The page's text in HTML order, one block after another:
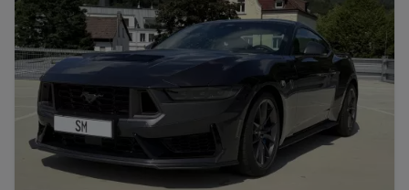
McLaren Jaguar
Tesla Dodge
Zeitraum wählen